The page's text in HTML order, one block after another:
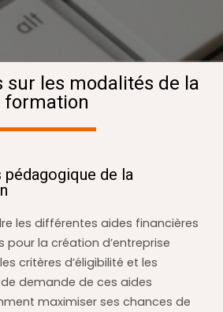
sur les modalités de la
formation
pédagogique de la
les différentes aides financières
pour la création d’entreprise
critères d’éligibilité et les
demande de ces aides
maximiser ses chances de